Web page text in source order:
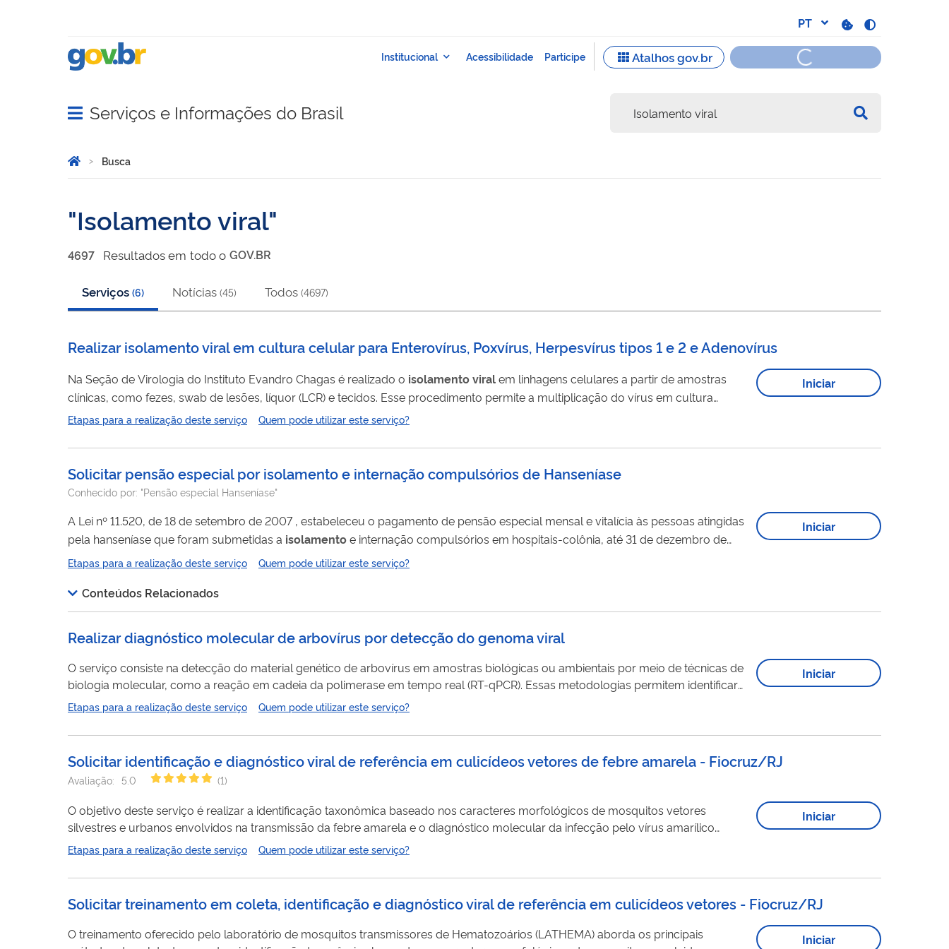
Abrir menu principal de navegação
Serviços e Informações do Brasil
Você está aqui:
Página Inicial
Busca
Isolamento viral
4697 Resultadosem todo o GOV.BR
Serviços (6) Notícias (45) Todos (4697)
Realizar isolamento viral em cultura celular para Enterovírus, Poxvírus, Herpesvírus tipos 1 e 2 e Adenovírus
Na Seção de Virologia do Instituto Evandro Chagas é realizado o isolamentoviralem linhagens celulares a partir de amostras
clínicas, como fezes, swab de lesões, líquor (LCR) e tecidos. Esse procedimento permite a multiplicação do vírus em cultura
celular, possibilitando a confirmação da presença de vírus viáveis e ativos. O
Etapas para a realização deste serviço Quem pode utilizar este serviço?
Iniciar
Solicitar pensão especial por isolamento e internação compulsórios de Hanseníase
Conhecido por: "Pensão especial Hanseníase"
A Lei nº 11.520, de 18 de setembro de 2007 , estabeleceu o pagamento de pensão especial mensal e vitalícia às pessoas atingidas
pela hanseníase que foram submetidas a isolamentoe internação compulsórios em hospitais-colônia, até 31 de dezembro de
1986. A pensão é personalíssima, não sendo transmissível a dependentes e herdeiros. Para receber a pensão, é preciso
apresentar um requerimento específico ao Núcleo da Comissão Interministerial de Avaliação – NCIA. Integrada por
representantes...
Etapas para a realização deste serviço Quem pode utilizar este serviço?
Iniciar
Conteúdos Relacionados
Realizar diagnóstico molecular de arbovírus por detecção do genoma viral
O serviço consiste na detecção do material genético de arbovírus em amostras biológicas ou ambientais por meio de técnicas de
biologia molecular, como a reação em cadeia da polimerase em tempo real (RT-qPCR). Essas metodologias permitem identificar
com alta sensibilidade e especificidade o RNAviralde importantes arbovírus, incluindo dengue, zika, chikungunya, febre amarela,
Etapas para a realização deste serviço Quem pode utilizar este serviço?
Iniciar
Solicitar identificação e diagnóstico viral de referência em culicídeos vetores de febre amarela - Fiocruz/RJ
Avaliação: 5.0 (1)
O objetivo deste serviço é realizar a identificação taxonômica baseado nos caracteres morfológicos de mosquitos vetores
silvestres e urbanos envolvidos na transmissão da febre amarela e o diagnóstico molecular da infecção pelo vírus amarílico
nesses insetos. A área de abrangência desse serviço oferecido pelo Laboratório de Mosquitos Transmissores de Hematozoários
(LATHEMA) compreende os estados da Bahia, Ceará, Espírito Santo, Minas Gerais, Rio de Janeiro e Rio Grande do Norte. O
LATHEMA...
Etapas para a realização deste serviço Quem pode utilizar este serviço?
Iniciar
Solicitar treinamento em coleta, identificação e diagnóstico viral de referência em culicídeos vetores - Fiocruz/RJ
O treinamento oferecido pelo laboratório de mosquitos transmissores de Hematozoários (LATHEMA) aborda os principais
Iniciar